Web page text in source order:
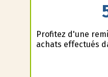
Profitez d'une
achats effectués